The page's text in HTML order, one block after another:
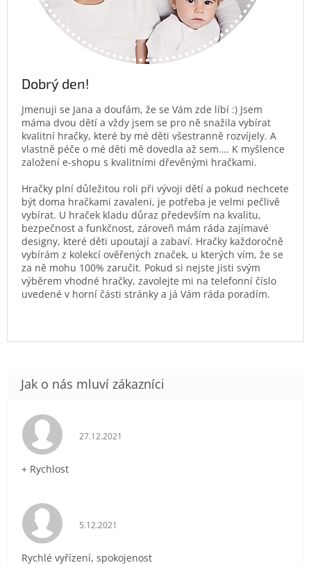
Dobrý den!
Jmenuji se Jana a doufám, že se Vám zde líbí :) Jsem
máma dvou dětí a vždy jsem se pro ně snažila vybírat
kvalitní hračky, které by mé děti všestranně rozvíjely. A
vlastně péče o mé děti mě dovedla až sem…. K myšlence
založení e-shopu s kvalitními dřevěnými hračkami.
Hračky plní důležitou roli při vývoji dětí a pokud nechcete
být doma hračkami zavaleni, je potřeba je velmi pečlivě
vybírat. U hraček kladu důraz především na kvalitu,
bezpečnost a funkčnost, zároveň mám ráda zajímavé
designy, které děti upoutají a zabaví. Hračky každoročně
vybírám z kolekcí ověřených značek, u kterých vím, že se
za ně mohu 100% zaručit. Pokud si nejste jisti svým
výběrem vhodné hračky, zavolejte mi na telefonní číslo
uvedené v horní části stránky a já Vám ráda poradím.
Hodnocení obchodu je 5 z 5 hvězdiček.
27.12.2021
+ Rychlost
Hodnocení obchodu je 5 z 5 hvězdiček.
5.12.2021
Rychlé vyřízení, spokojenost